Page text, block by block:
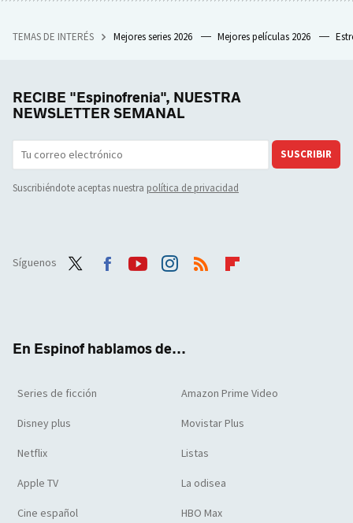
TEMAS DE INTERÉS Mejores series 2026 Mejores películas 2026
RECIBE "Espinofrenia", NUESTRA
NEWSLETTER SEMANAL
SUSCRIBIR
Suscribiéndote aceptas nuestra política de privacidad
Síguenos
En Espinof hablamos de...
Series de ficción Amazon Prime Video
Disney plus Movistar Plus
Netflix Listas
Apple TV La odisea
Cine español HBO Max